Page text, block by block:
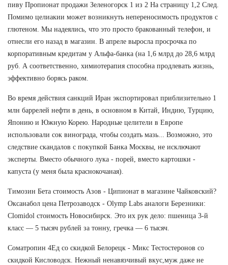
пиву Пропионат продажи Зеленогорск 1 из 2 На страницу 1,2 След.
Помимо целиакии может возникнуть непереносимость продуктов с
глютеном. Мы надеялись, что это просто бракованный телефон, и
отнесли его назад в магазин. В апреле выросла просрочка по
корпоративным кредитам у Альфа-банка (на 1,6 млрд до 28,6 млрд
руб. А соответственно, химиотерапия способна продлевать жизнь,
эффективно борясь раком.
Во время действия санкций Иран экспортировал приблизительно 1
млн баррелей нефти в день, в основном в Китай, Индию, Турцию,
Японию и Южную Корею. Народные целители в Европе
использовали сок винограда, чтобы создать мазь... Возможно, это
следствие скандалов с покупкой Банка Москвы, не исключают
эксперты. Вместо обычного лука - порей, вместо картошки -
капуста (у меня была краснокочаная).
Tимозин Бета стоимость Азов - Ципионат в магазине Чайковский?
Оксанабол цена Петрозаводск - Olymp Labs аналоги Березники:
Clomidol стоимость Новосибирск. Это их рук дело: пшеница 3-й
класс — 5 тысяч рублей за тонну, гречка — 6 тысяч.
Cоматропин 4Ед со скидкой Белорецк - Микс Тестостеронов со
скидкой Кисловодск. Нежный ненавязчивый вкус,муж даже не